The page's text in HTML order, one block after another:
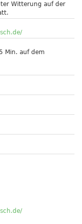
Witterung auf der
Min. auf dem